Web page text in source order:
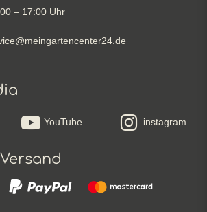
– 17:00 Uhr
YouTube instagram